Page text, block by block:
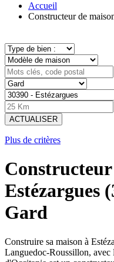
Accueil
Constructeur de
ACTUALISER
Plus de critères
Estézargues
Gard
Construire sa maison à
Languedoc-Roussillon, avec